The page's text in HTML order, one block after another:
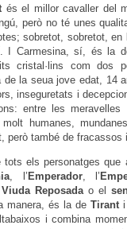
és el millor cavaller del
però no té unes
sobretot, sobretot,
. I Carmesina, sí, és la
cristal·lins com dos
de la seua jove edat, 14
inseguretats i
entre les
humanes,
però també de fracassos
tots els personatges
, l’ Emperador, l’
Viuda Reposada o el
manera, és la de Tiranti
i combina